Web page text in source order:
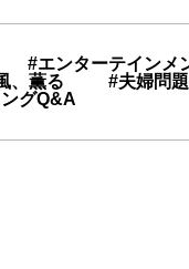
#エンターテインメ
、薫る #夫婦問題
グQ&A